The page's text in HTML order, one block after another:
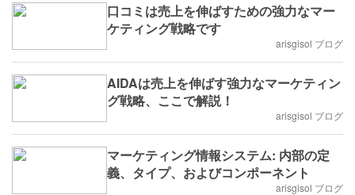
口コミは売上を伸ばすための強力なマー
ケティング戦略です
arisgisol ブログ
AIDAは売上を伸ばす強力なマーケティン
グ戦略、ここで解説！
arisgisol ブログ
マーケティング情報システム: 内部の定
義、タイプ、およびコンポーネント
arisgisol ブログ